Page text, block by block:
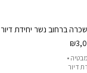
ברחוב נשר יחידת דיור 2 חדרים
דיור